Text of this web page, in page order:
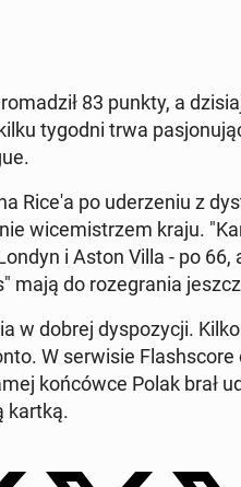
83 punkty, a
tygodni trwa
Rice'a po ude­rze­niu z
wi­ce­mi­strzem kraju.
i Aston Villa - po 66,
mają do ro­ze­gra­nia
w dobrej dys­po­zy­cji.
W ser­wi­sie
koń­ców­ce Polak brał
kartką.